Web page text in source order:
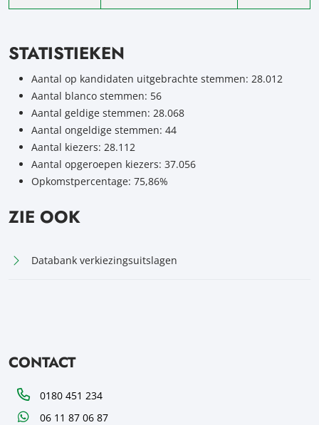
STATISTIEKEN
Aantal op kandidaten uitgebrachte stemmen: 28.012
Aantal blanco stemmen: 56
Aantal geldige stemmen: 28.068
Aantal ongeldige stemmen: 44
Aantal kiezers: 28.112
Aantal opgeroepen kiezers: 37.056
Opkomstpercentage: 75,86%
ZIE OOK
Databank verkiezingsuitslagen
CONTACT
Telefoon0180 451 234
WhatsApp06 11 87 06 87